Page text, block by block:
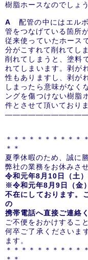
樹脂ホースなのでしょ
A 配管の中にはエル
管をつなげている箇所
従来使っていたホース
分がこすれて削れてし
削れてしまうと、塗料
れてしまいます。剥が
性もありますし、剥が
しまったら意味がなく
ングを傷つけない樹脂
件とさせて頂いておりま
＊＊＊＊＊＊＊＊＊＊
＊＊
夏季休暇のため、誠に
弊社の業務をお休みさ
令和元年8 月10 日（土
※令和元年8 月9 日（金
不在にしております。
の
携帯電話へ直接ご連絡
ご不便をおかけするこ
何卒ご了承くださいま
ます。
＊＊＊＊＊＊＊＊＊＊